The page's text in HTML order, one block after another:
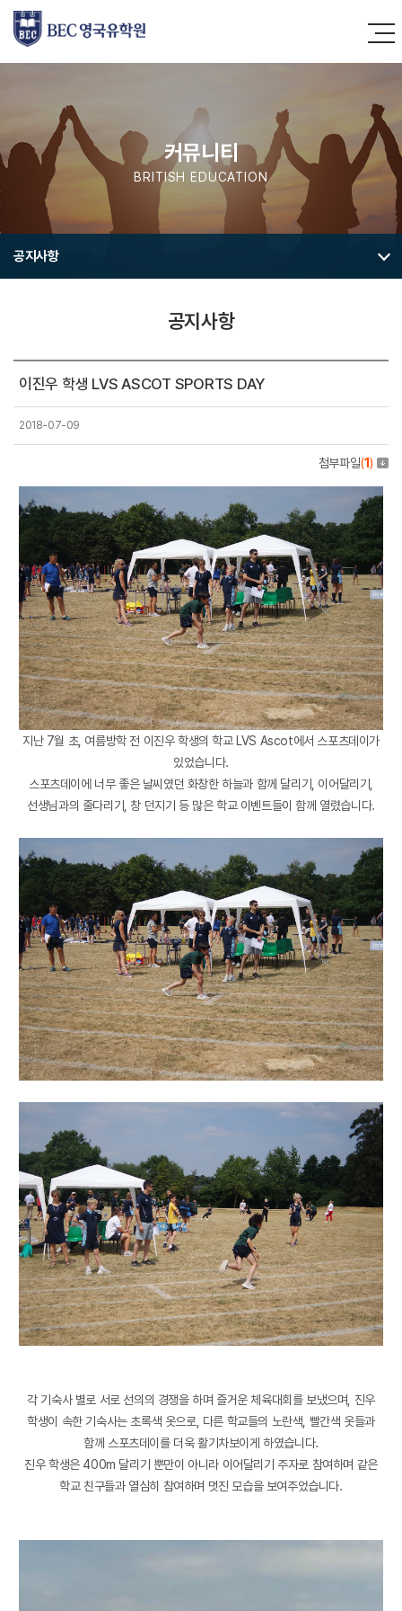
커뮤니티
BRITISH EDUCATION
공지사항
공지사항
이진우 학생 LVS ASCOT SPORTS DAY
2018-07-09
첨부파일(1)
지난 7월 초, 여름방학 전 이진우 학생의 학교 LVS Ascot에서 스포츠데이가
있었습니다.
스포츠데이에 너무 좋은 날씨였던 화창한 하늘과 함께 달리기, 이어달리기,
선생님과의 줄다리기, 창 던지기 등 많은 학교 이벤트들이 함께 열렸습니다.
각 기숙사 별로 서로 선의의 경쟁을 하며 즐거운 체육대회를 보냈으며, 진우
학생이 속한 기숙사는 초록색 옷으로, 다른 학교들의 노란색, 빨간색 옷들과
함께 스포츠데이를 더욱 활기차보이게 하였습니다.
진우 학생은 400m 달리기 뿐만이 아니라 이어달리기 주자로 참여하며 같은
학교 친구들과 열심히 참여하며 멋진 모습을 보여주었습니다.